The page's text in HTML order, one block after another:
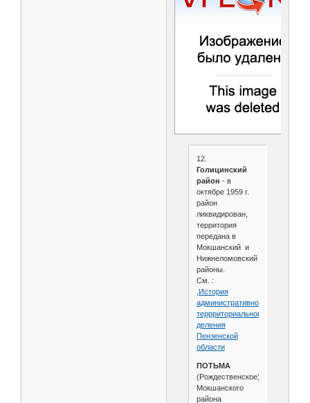
12.
Голицинский
район - в
октябре 1959 г.
район
ликвидирован,
территория
передана в
Мокшанский и
Нижнеломовский
районы.
См. :
,История
административно-
террриториального
деления
Пензенской
области
ПОТЬМА
(Рождественское)
Мокшанского
района